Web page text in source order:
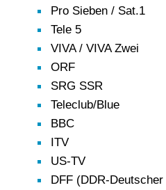
Pro Sieben / Sat.1
Tele 5
VIVA / VIVA Zwei
ORF
SRG SSR
Teleclub/Blue
BBC
ITV
US-TV
DFF (DDR-